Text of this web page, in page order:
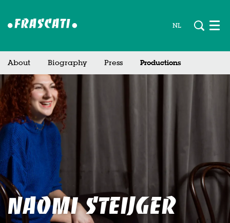
NL
About Biography Press Productions
Naomi Steijger
Zoom
in